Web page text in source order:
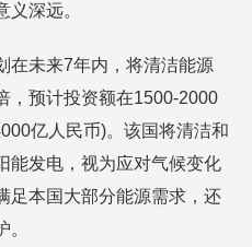
深远。
在未来7年内，将清洁能源
，预计投资额在1500-2000
亿人民币)。该国将清洁和
能发电，视为应对气候变化
足本国大部分能源需求，还